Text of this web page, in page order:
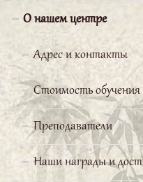
О нашем центре
Адрес и контакты
Стоимость обучения
Преподаватели
Наши награды и
Мне
Школе
доброжелательный
старается уделить
Группа подобралась